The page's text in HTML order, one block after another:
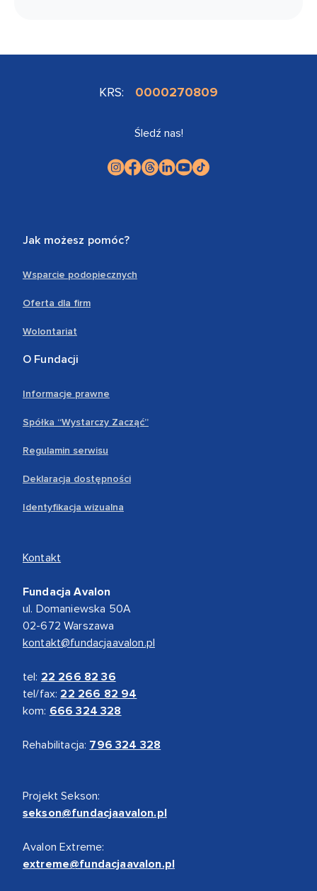
KRS: 0000270809
Śledź nas!
Jak możesz pomóc?
Wsparcie podopiecznych
Oferta dla firm
Wolontariat
O Fundacji
Informacje prawne
Spółka “Wystarczy Zacząć”
Regulamin serwisu
Deklaracja dostępności
Identyfikacja wizualna
Kontakt
Fundacja Avalon
ul. Domaniewska 50A
02-672 Warszawa
kontakt@fundacjaavalon.pl
tel: 22 266 82 36
tel/fax: 22 266 82 94
kom: 666 324 328
Rehabilitacja: 796 324 328
Projekt Sekson:
sekson@fundacjaavalon.pl
Avalon Extreme:
extreme@fundacjaavalon.pl